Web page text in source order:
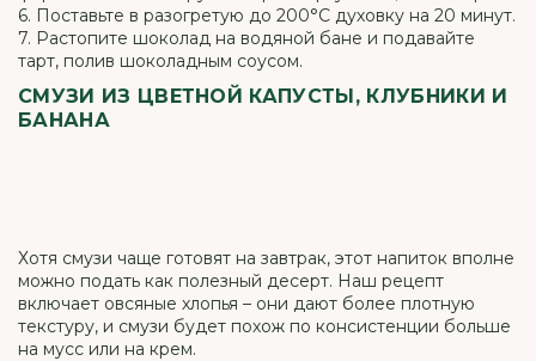
6. Поставьте в разогретую до 200°С духовку на 20 минут.
7. Растопите шоколад на водяной бане и подавайте
тарт, полив шоколадным соусом.
СМУЗИ ИЗ ЦВЕТНОЙ КАПУСТЫ, КЛУБНИКИ И
БАНАНА
Хотя смузи чаще готовят на завтрак, этот напиток вполне
можно подать как полезный десерт. Наш рецепт
включает овсяные хлопья – они дают более плотную
текстуру, и смузи будет похож по консистенции больше
на мусс или на крем.